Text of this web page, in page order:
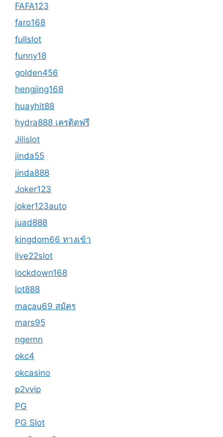
FAFA123
faro168
fullslot
funny18
golden456
hengjing168
huayhit88
hydra888 เครดิตฟรี
Jilislot
jinda55
jinda888
Joker123
joker123auto
juad888
kingdom66 ทางเข้า
live22slot
lockdown168
lot888
macau69 สมัคร
mars95
ngernn
okc4
okcasino
p2vvip
PG
PG Slot